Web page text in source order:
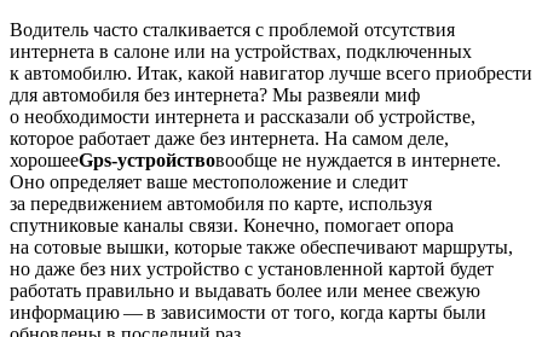
Водитель часто сталкивается с проблемой отсутствия
интернета в салоне или на устройствах, подключенных
к автомобилю. Итак, какой навигатор лучше всего приобрести
для автомобиля без интернета? Мы развеяли миф
о необходимости интернета и рассказали об устройстве,
которое работает даже без интернета. На самом деле,
хорошееGps-устройствовообще не нуждается в интернете.
Оно определяет ваше местоположение и следит
за передвижением автомобиля по карте, используя
спутниковые каналы связи. Конечно, помогает опора
на сотовые вышки, которые также обеспечивают маршруты,
но даже без них устройство с установленной картой будет
работать правильно и выдавать более или менее свежую
информацию — в зависимости от того, когда карты были